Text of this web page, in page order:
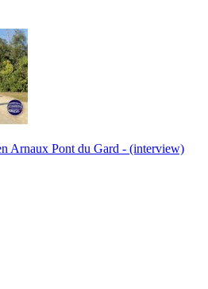
Arnaux Pont du Gard - (interview)